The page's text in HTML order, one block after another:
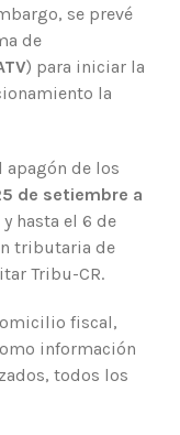
se prevé
de
) para iniciar la
la
apagón de los
de setiembre a
hasta el 6 de
tributaria de
Tribu-CR.
fiscal,
información
todos los